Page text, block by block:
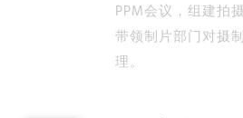
PPM会议，组建拍
带领制片部门对摄
理。